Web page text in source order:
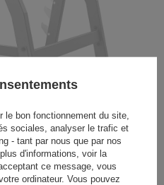
bon fonctionnement du site,
sociales, analyser le trafic et
- tant par nous que par nos
d'informations, voir la
acceptant ce message, vous
ordinateur. Vous pouvez